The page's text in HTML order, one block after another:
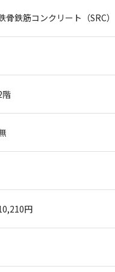
骨鉄筋コンクリート（SRC）
階
円